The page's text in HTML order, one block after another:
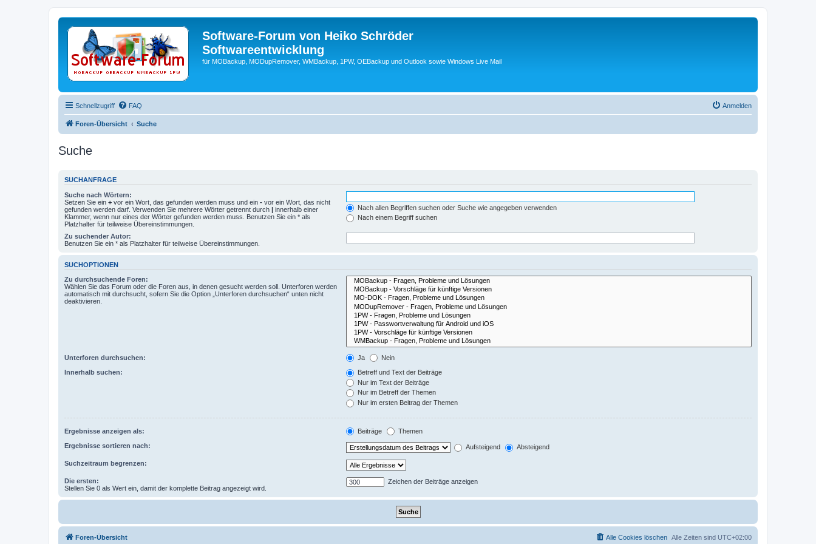
Software-Forum von Heiko Schröder
Softwareentwicklung
für MOBackup, MODupRemover, WMBackup, 1PW, OEBackup und Outlook sowie Windows Live Mail
Schnellzugriff FAQ Anmelden
Foren-Übersicht Suche
Suche
SUCHANFRAGE
Suche nach Wörtern:
Setzen Sie ein + vor ein Wort, das gefunden werden muss und ein - vor ein Wort, das nicht
gefunden werden darf. Verwenden Sie mehrere Wörter getrennt durch | innerhalb einer
Klammer, wenn nur eines der Wörter gefunden werden muss. Benutzen Sie ein * als
Platzhalter für teilweise Übereinstimmungen.
Nach allen Begriffen suchen oder Suche wie angegeben verwenden
Nach einem Begriff suchen
Zu suchender Autor:
Benutzen Sie ein * als Platzhalter für teilweise Übereinstimmungen.
SUCHOPTIONEN
Zu durchsuchende Foren:
Wählen Sie das Forum oder die Foren aus, in denen gesucht werden soll. Unterforen werden
automatisch mit durchsucht, sofern Sie die Option „Unterforen durchsuchen“ unten nicht
deaktivieren.
Unterforen durchsuchen: Ja Nein
Innerhalb suchen:
Betreff und Text der Beiträge
Nur im Text der Beiträge
Nur im Betreff der Themen
Nur im ersten Beitrag der Themen
Ergebnisse anzeigen als: Beiträge Themen
Ergebnisse sortieren nach: Aufsteigend Absteigend
Suchzeitraum begrenzen:
Die ersten:
Stellen Sie 0 als Wert ein, damit der komplette Beitrag angezeigt wird.
Zeichen der Beiträge anzeigen
Foren-Übersicht Alle Zeiten sind UTC+02:00
Alle Cookies löschen